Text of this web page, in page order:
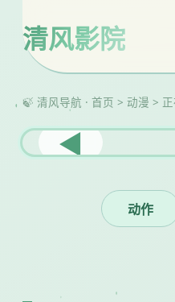
清风影院
🍃 清风导航 · 首页 > 动漫 >
◀
动作